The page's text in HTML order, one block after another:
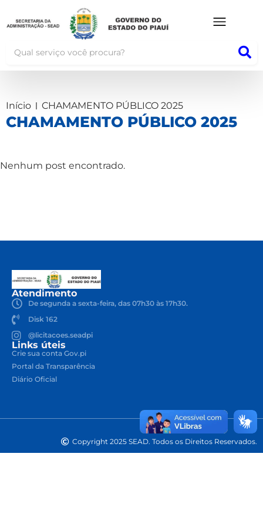
Início CHAMAMENTO PÚBLICO 2025
CHAMAMENTO PÚBLICO 2025
Nenhum post encontrado.
Atendimento
De segunda a sexta-feira, das 07h30 às 17h30.
Disk 162
@licitacoes.seadpi
Links úteis
Crie sua conta Gov.pi
Portal da Transparência
Diário Oficial
Copyright 2025 SEAD. Todos os Direitos Reservados.